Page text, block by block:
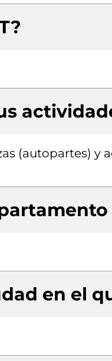
(autopartes) y
en el